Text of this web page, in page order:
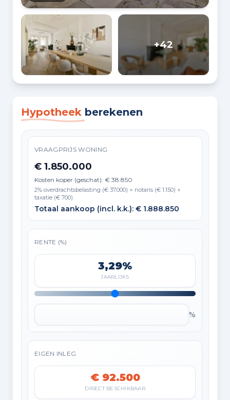
+42
Hypotheek berekenen
VRAAGPRIJS WONING
€ 1.850.000
Kosten koper (geschat): € 38.850
2% overdrachtsbelasting (€ 37.000) + notaris (€ 1.150) +
taxatie (€ 700)
Totaal aankoop (incl. k.k.): € 1.888.850
RENTE (%)
3,29%
JAARLIJKS
%
EIGEN INLEG
€ 92.500
DIRECT BESCHIKBAAR